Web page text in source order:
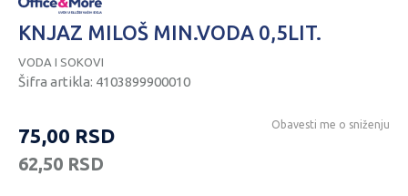
KNJAZ MILOŠ MIN.VODA 0,5LIT.
VODA I SOKOVI
Šifra artikla: 4103899900010
75,00 RSD
62,50 RSD
Obavesti me o sniženju